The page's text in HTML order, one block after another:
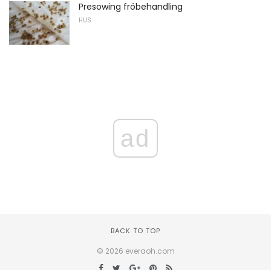
Presowing fröbehandling
HUS
ad
BACK TO TOP
© 2026 everaoh.com